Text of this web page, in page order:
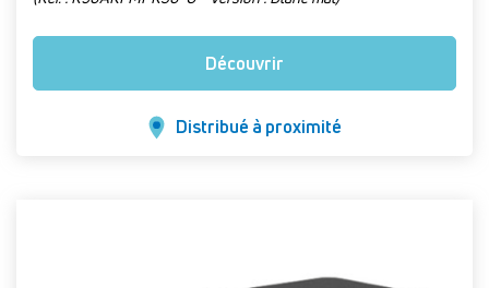
Découvrir
Distribué à proximité